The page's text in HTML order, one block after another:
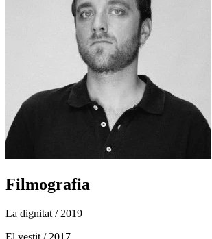
Filmografia
La dignitat / 2019
El vestit / 2017